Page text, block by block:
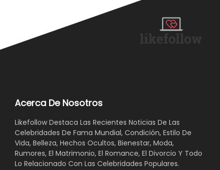
Acerca De Nosotros
Likefollow Destaca Las Recientes Noticias De Las
Celebridades De Fama Mundial, Condición, Estilo De
Vida, Belleza, Hechos Ocultos, Bienestar, Moda,
Rumores, El Matrimonio, El Romance, El Divorcio Y Todo
Lo Relacionado Con Las Celebridades Populares.